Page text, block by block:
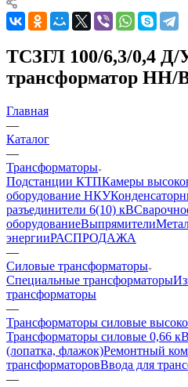
ТСЗГЛ 100/6,3/0,4 Д/
трансформатор НН/
Главная
—
Каталог
—
Трансформаторы
Подстанции КТПКамеры
оборудование НКУ
разъединители 6(10) кВ
оборудованиеВыпрямители
энергииРАСПРОДАЖА
—
Силовые трансформаторы
Специальные трансформаторы
трансформаторы
—
Трансформаторы силовые
Трансформаторы силовые 0,66 кВ
(лопатка, флажок)Ремонтный
трансформаторовВвода для
—